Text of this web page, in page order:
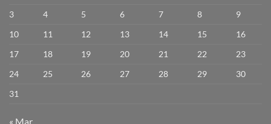
3
4 5 6 7 8
9
10
11 12 13 14 15
16
17
18 19 20 21 22
23
24
25 26 27 28 29
30
31
« Mar